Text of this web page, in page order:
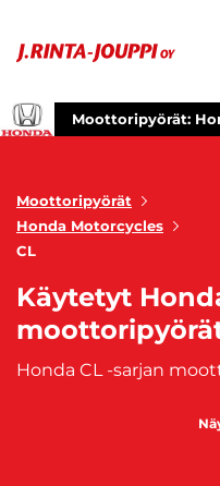
Moottoripyörät:
Moottoripyörät
Honda Motorcycles
CL
Käytetyt